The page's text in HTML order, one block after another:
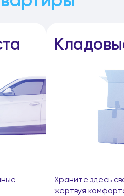
Храните здесь
жертвуя